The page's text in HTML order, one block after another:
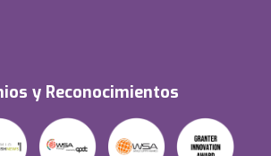
y Reconocimientos